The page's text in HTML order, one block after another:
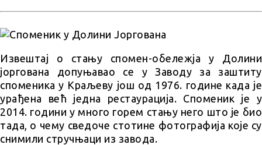
Извештај о стању спомен-обележја у Долини
јоргована допуњавао се у Заводу за заштиту
споменика у Краљеву још од 1976. године када је
урађена већ једна рестаурација. Споменик је у
2014. години у много горем стању него што је био
тада, о чему сведоче стотине фотографија које су
снимили стручњаци из завода.